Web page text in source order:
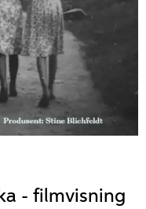
- filmvisning